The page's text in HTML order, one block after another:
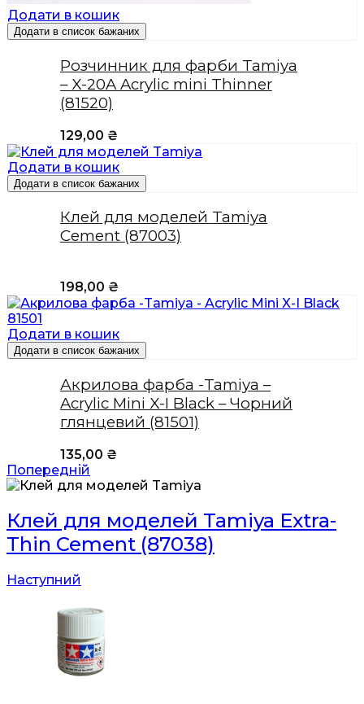
Додати в кошик
Додати в список бажаних
Розчинник для фарби Tamiya
– X-20A Acrylic mini Thinner
(81520)
129,00 ₴
Додати в кошик
Додати в список бажаних
Клей для моделей Tamiya
Cement (87003)
198,00 ₴
Додати в кошик
Додати в список бажаних
Акрилова фарба -Tamiya –
Acrylic Mini X-I Black – Чорний
глянцевий (81501)
135,00 ₴
Попередній
Клей для моделей Tamiya Extra-
Thin Cement (87038)
Наступний